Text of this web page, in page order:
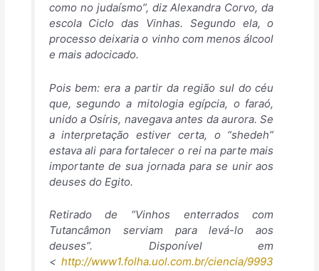
como no judaísmo”, diz Alexandra Corvo, da
escola Ciclo das Vinhas. Segundo ela, o
processo deixaria o vinho com menos álcool
e mais adocicado.
Pois bem: era a partir da região sul do céu
que, segundo a mitologia egípcia, o faraó,
unido a Osíris, navegava antes da aurora. Se
a interpretação estiver certa, o “shedeh”
estava ali para fortalecer o rei na parte mais
importante de sua jornada para se unir aos
deuses do Egito.
Retirado de “Vinhos enterrados com
Tutancâmon serviam para levá-lo aos
deuses”. Disponível em
<http://www1.folha.uol.com.br/ciencia/9993